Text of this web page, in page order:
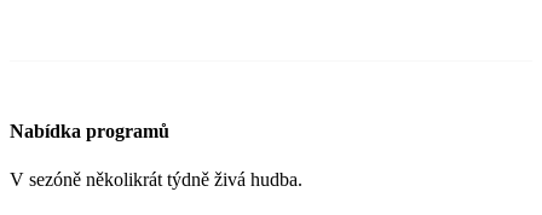
Nabídka programů
V sezóně několikrát týdně živá hudba.